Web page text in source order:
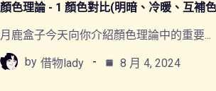
顏色理論 - 1 顏色對比(明暗、冷暖、互補
月鹿盒子今天向你介紹顏色理論中的重要...
by 借物lady 8 月 4, 2024